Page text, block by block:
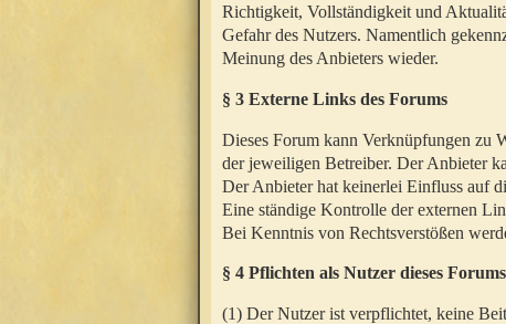
Richtigkeit, Vollständigkeit und
Gefahr des Nutzers. Namentlich
Meinung des Anbieters wieder.
§ 3 Externe Links des Forums
Dieses Forum kann Verknüpfungen zu
der jeweiligen Betreiber. Der Anbieter
Der Anbieter hat keinerlei Einfluss auf
Eine ständige Kontrolle der externen
Bei Kenntnis von Rechtsverstößen
§ 4 Pflichten als Nutzer dieses Forums
(1) Der Nutzer ist verpflichtet, keine